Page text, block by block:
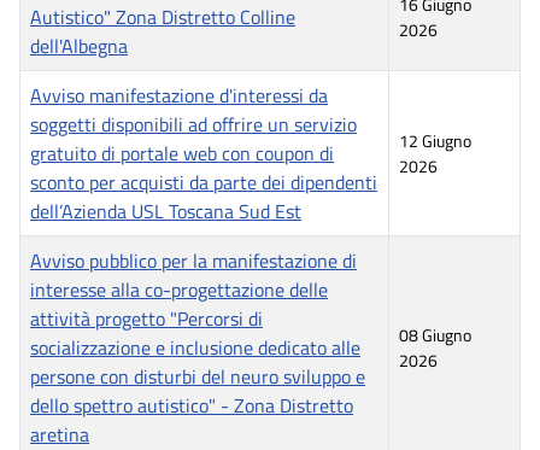
Autistico" Zona Distretto Colline
dell'Albegna
2026
Avviso manifestazione d'interessi da
soggetti disponibili ad offrire un servizio
gratuito di portale web con coupon di
sconto per acquisti da parte dei dipendenti
dell’Azienda USL Toscana Sud Est
12 Giugno
2026
Avviso pubblico per la manifestazione di
interesse alla co-progettazione delle
attività progetto "Percorsi di
socializzazione e inclusione dedicato alle
persone con disturbi del neuro sviluppo e
dello spettro autistico" - Zona Distretto
aretina
08 Giugno
2026